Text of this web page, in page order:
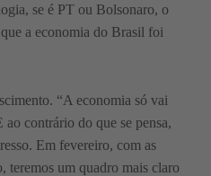
se é PT ou Bolsonaro, o
a economia do Brasil foi
“A economia só vai
contrário do que se pensa,
Em fevereiro, com as
teremos um quadro mais claro